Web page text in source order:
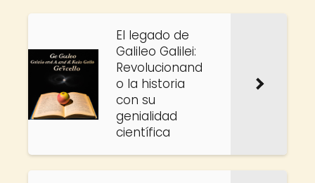
El legado de
Galileo Galilei:
Revolucionand
o la historia
con su
genialidad
científica